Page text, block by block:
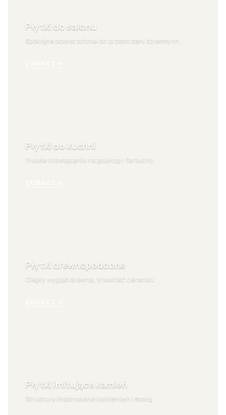
Płytki do salonu
Spokojne powierzchnie do przestrzeni dziennych.
Płytki do kuchni
Trwałe rozwiązania na podłogi i fartuchy.
Płytki drewnopodobne
Ciepły wygląd drewna, trwałość ceramiki.
Płytki imitujące kamień
Struktury inspirowane kamieniem i skałą.